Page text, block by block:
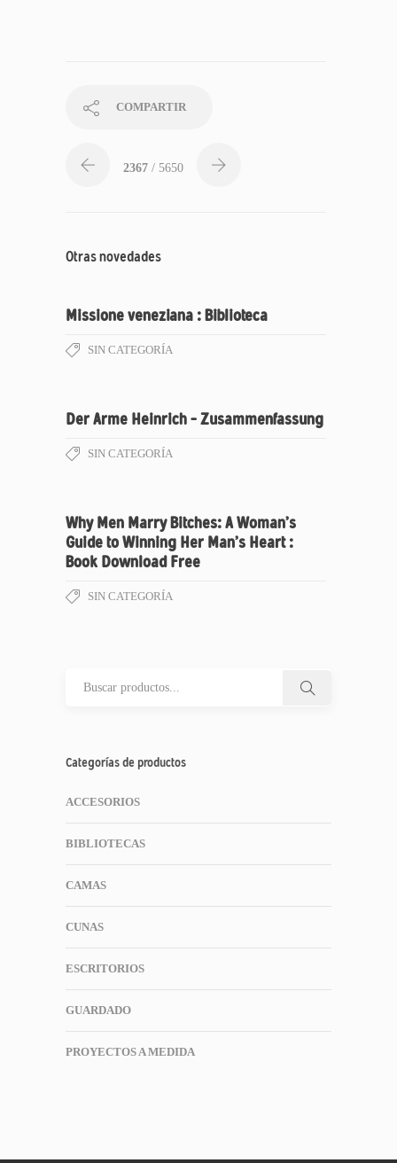
COMPARTIR
2367 / 5650
Otras novedades
Missione veneziana : Biblioteca
SIN CATEGORÍA
Der Arme Heinrich – Zusammenfassung
SIN CATEGORÍA
Why Men Marry Bitches: A Woman’s
Guide to Winning Her Man’s Heart :
Book Download Free
SIN CATEGORÍA
Categorías de productos
ACCESORIOS
BIBLIOTECAS
CAMAS
CUNAS
ESCRITORIOS
GUARDADO
PROYECTOS A MEDIDA